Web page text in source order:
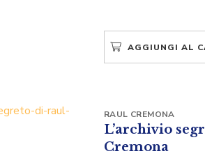
AGGIUNGI AL
L’archivio
Cremona
RAUL CREMONA